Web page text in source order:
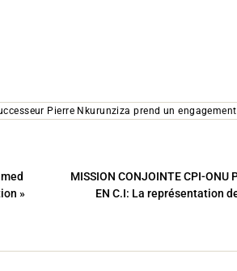
Pierre Nkurunziza prend un
»
MISSION CONJOINTE CPI-ONU
EN C.I: La représentation